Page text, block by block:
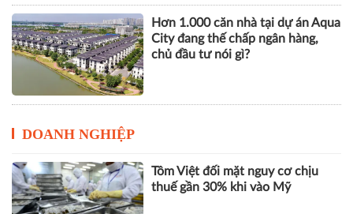
Hơn 1.000 căn nhà tại dự án Aqua
City đang thế chấp ngân hàng,
chủ đầu tư nói gì?
DOANH NGHIỆP
Tôm Việt đối mặt nguy cơ chịu
thuế gần 30% khi vào Mỹ